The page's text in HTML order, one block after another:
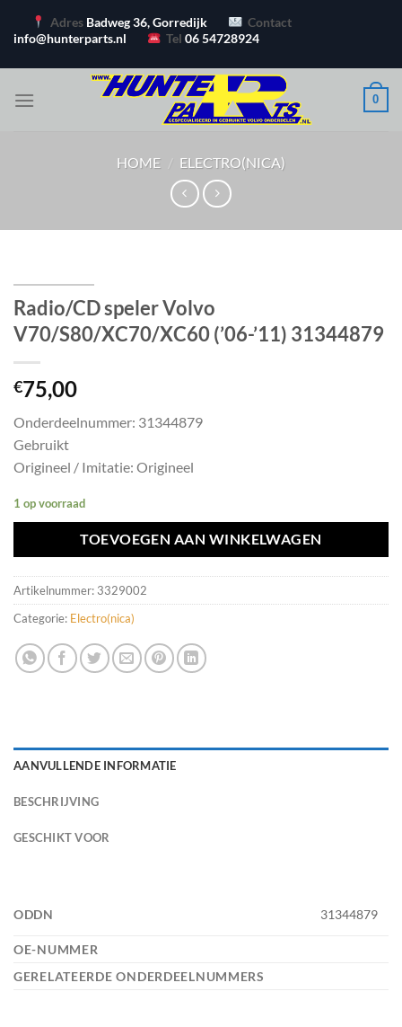
naar
Adres Badweg 36, Gorredijk
Contact
info@hunterparts.nl
Tel06 54728924
0
HOME / ELECTRO(NICA)
Radio/CD speler Volvo
V70/S80/XC70/XC60 (’06-’11) 31344879
€75,00
Onderdeelnummer: 31344879
Gebruikt
Origineel / Imitatie: Origineel
1 op voorraad
TOEVOEGEN AAN WINKELWAGEN
Artikelnummer: 3329002
Categorie: Electro(nica)
AANVULLENDE INFORMATIE
BESCHRIJVING
GESCHIKT VOOR
ODDN 31344879
OE-NUMMER
GERELATEERDE ONDERDEELNUMMERS